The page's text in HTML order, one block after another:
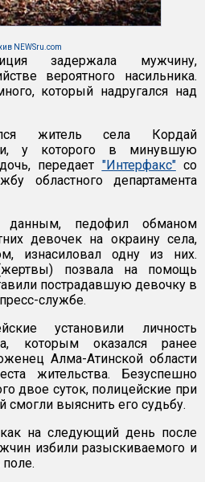
NEWSru.com
задержала мужчину,
вероятного насильника.
который надругался над
житель села Кордай
у которого в минувшую
передает "Интерфакс"со
областного департамента
данным, педофил обманом
девочек на окраину села,
изнасиловал одну из них.
позвала на помощь
пострадавшую девочку в
службе.
установили личность
которым оказался ранее
Алма-Атинской области
жительства. Безуспешно
двое суток, полицейские при
смогли выяснить его судьбу.
на следующий день после
избили разыскиваемого и